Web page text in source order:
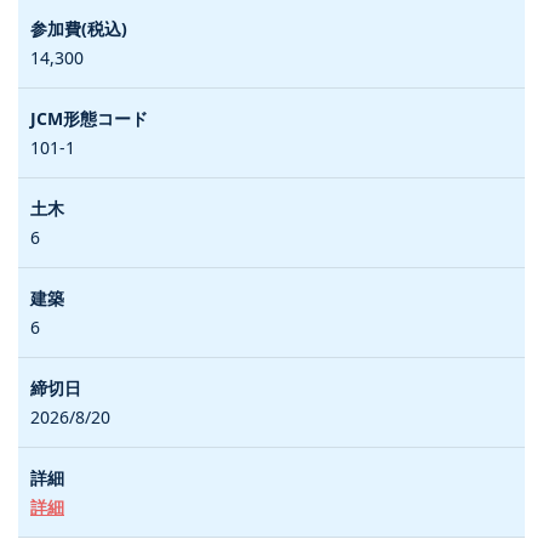
14,300
101-1
6
6
2026/8/20
詳細